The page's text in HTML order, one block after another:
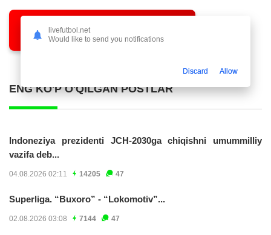
TOPBukmekerlar
ENG KO'P O'QILGAN POSTLAR
Indoneziya prezidenti JCH-2030ga chiqishni umummilliy
vazifa deb...
04.08.2026 02:11 14205 47
Superliga. “Buxoro” - “Lokomotiv”...
02.08.2026 03:08 7144 47
livefutbol.net
Would like to send you notifications
Discard Allow